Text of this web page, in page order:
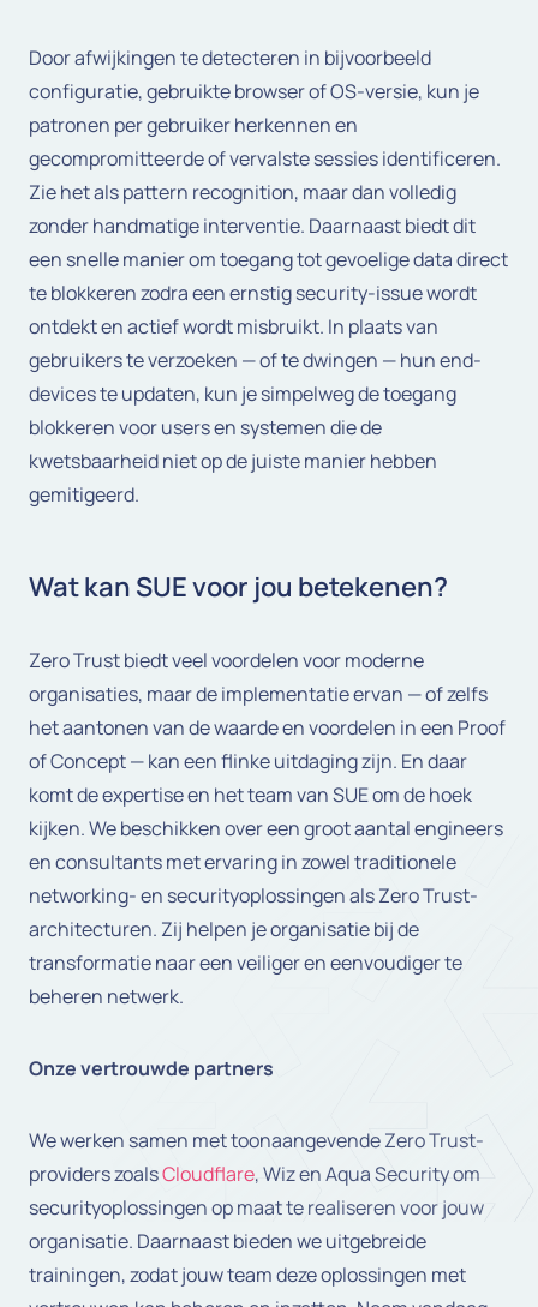
Door afwijkingen te detecteren in bijvoorbeeld
configuratie, gebruikte browser of OS-versie, kun je
patronen per gebruiker herkennen en
gecompromitteerde of vervalste sessies identificeren.
Zie het als pattern recognition, maar dan volledig
zonder handmatige interventie. Daarnaast biedt dit
een snelle manier om toegang tot gevoelige data direct
te blokkeren zodra een ernstig security-issue wordt
ontdekt en actief wordt misbruikt. In plaats van
gebruikers te verzoeken — of te dwingen — hun end-
devices te updaten, kun je simpelweg de toegang
blokkeren voor users en systemen die de
kwetsbaarheid niet op de juiste manier hebben
gemitigeerd.
Wat kan SUE voor jou betekenen?
Zero Trust biedt veel voordelen voor moderne
organisaties, maar de implementatie ervan — of zelfs
het aantonen van de waarde en voordelen in een Proof
of Concept — kan een flinke uitdaging zijn. En daar
komt de expertise en het team van SUE om de hoek
kijken. We beschikken over een groot aantal engineers
en consultants met ervaring in zowel traditionele
networking- en securityoplossingen als Zero Trust-
architecturen. Zij helpen je organisatie bij de
transformatie naar een veiliger en eenvoudiger te
beheren netwerk.
Onze vertrouwde partners
We werken samen met toonaangevende Zero Trust-
providers zoalsCloudflare, Wiz en Aqua Security om
securityoplossingen op maat te realiseren voor jouw
organisatie. Daarnaast bieden we uitgebreide
trainingen, zodat jouw team deze oplossingen met